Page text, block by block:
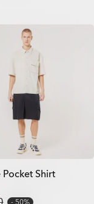
Pocket Shirt
50%